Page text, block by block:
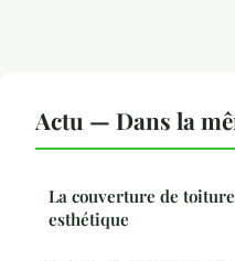
Actu — Dans la
La couverture de
esthétique